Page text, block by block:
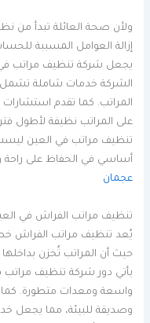
ولأن صحة العائلة تبدأ من
إزالة العوامل المسببة
يجعل شركة تنظيف مراتب في
الشركة خدمات شاملة تشمل
المراتب. كما تقدم
على المراتب نظيفة لأطول
تنظيف مراتب في العين
أساسي في الحفاظ على راحة
عجمان
تنظيف مراتب الفراش في
يُعد تنظيف مراتب الفراش
حيث أن المراتب تُخزن بداخلها
يأتي دور شركة تنظيف مراتب
واسعة ومعدات متطورة. كما
وصديقة للبيئة، مما يجعل